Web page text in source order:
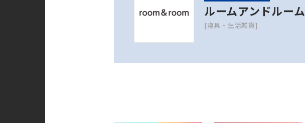
ルームアンドルーム
[寝具・生活雑貨]